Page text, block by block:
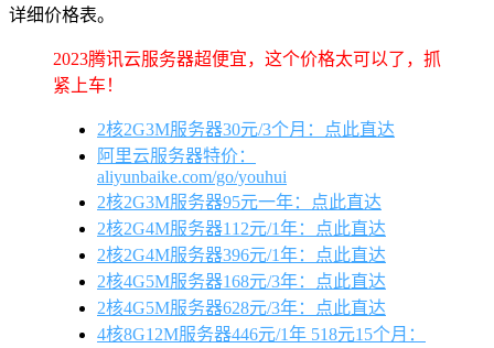
详细价格表。
2023腾讯云服务器超便宜，这个价格太可以了，抓
紧上车！
2核2G3M服务器30元/3个月：点此直达
阿里云服务器特价：
aliyunbaike.com/go/youhui
2核2G3M服务器95元一年：点此直达
2核2G4M服务器112元/1年：点此直达
2核2G4M服务器396元/1年：点此直达
2核4G5M服务器168元/3年：点此直达
2核4G5M服务器628元/3年：点此直达
4核8G12M服务器446元/1年 518元15个月：